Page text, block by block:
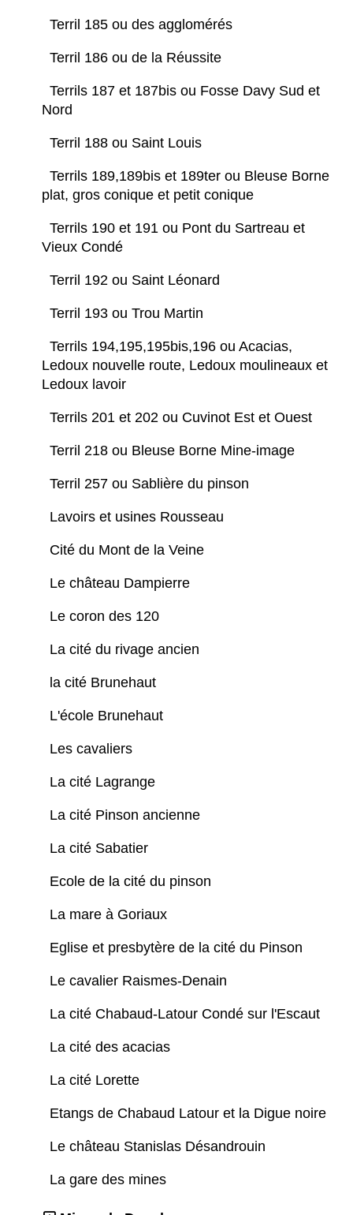
Terril 185 ou des agglomérés
Terril 186 ou de la Réussite
Terrils 187 et 187bis ou Fosse Davy Sud et
Nord
Terril 188 ou Saint Louis
Terrils 189,189bis et 189ter ou Bleuse Borne
plat, gros conique et petit conique
Terrils 190 et 191 ou Pont du Sartreau et
Vieux Condé
Terril 192 ou Saint Léonard
Terril 193 ou Trou Martin
Terrils 194,195,195bis,196 ou Acacias,
Ledoux nouvelle route, Ledoux moulineaux et
Ledoux lavoir
Terrils 201 et 202 ou Cuvinot Est et Ouest
Terril 218 ou Bleuse Borne Mine-image
Terril 257 ou Sablière du pinson
Lavoirs et usines Rousseau
Cité du Mont de la Veine
Le château Dampierre
Le coron des 120
La cité du rivage ancien
la cité Brunehaut
L'école Brunehaut
Les cavaliers
La cité Lagrange
La cité Pinson ancienne
La cité Sabatier
Ecole de la cité du pinson
La mare à Goriaux
Eglise et presbytère de la cité du Pinson
Le cavalier Raismes-Denain
La cité Chabaud-Latour Condé sur l'Escaut
La cité des acacias
La cité Lorette
Etangs de Chabaud Latour et la Digue noire
Le château Stanislas Désandrouin
La gare des mines